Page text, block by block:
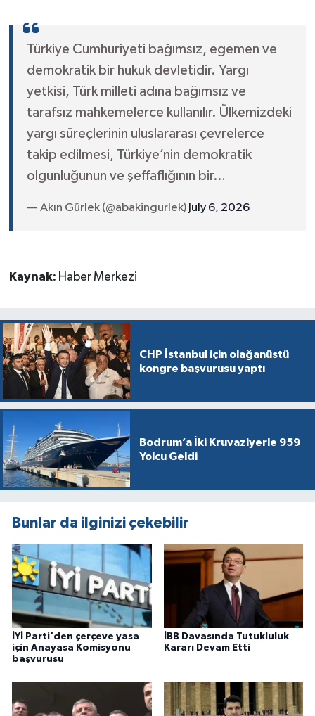
Türkiye Cumhuriyeti bağımsız, egemen ve
demokratik bir hukuk devletidir. Yargı
yetkisi, Türk milleti adına bağımsız ve
tarafsız mahkemelerce kullanılır. Ülkemizdeki
yargı süreçlerinin uluslararası çevrelerce
takip edilmesi, Türkiye’nin demokratik
olgunluğunun ve şeffaflığının bir…
— Akın Gürlek (@abakingurlek) July 6, 2026
Kaynak: Haber Merkezi
CHP İstanbul için olağanüstü
kongre başvurusu yaptı
Bodrum’a İki Kruvaziyerle 959
Yolcu Geldi
Bunlar da ilginizi çekebilir
İYİ Parti'den çerçeve yasa
için Anayasa Komisyonu
başvurusu
İBB Davasında Tutukluluk
Kararı Devam Etti